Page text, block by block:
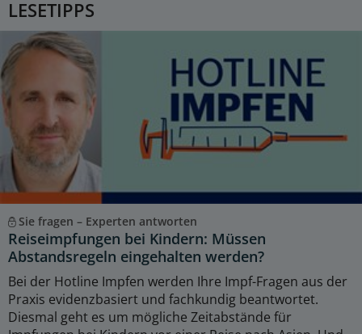
LESETIPPS
Sie fragen – Experten antworten
Reiseimpfungen bei Kindern: Müssen
Abstandsregeln eingehalten werden?
Bei der Hotline Impfen werden Ihre Impf-Fragen aus der
Praxis evidenzbasiert und fachkundig beantwortet.
Diesmal geht es um mögliche Zeitabstände für